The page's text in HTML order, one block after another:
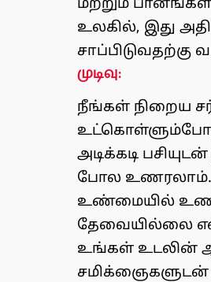
மற்றும்
உலகில், இது
சாப்பிடுவதற்கு
முடிவு:
நீங்கள் நிறைய
அடிக்கடி
போல உணரலாம்.
உண்மையில்
தேவையில்லை
உங்கள் உடலின்